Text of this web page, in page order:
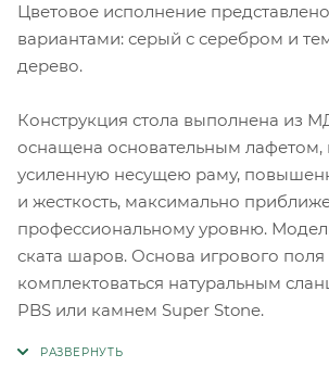
Цветовое исполнение
вариантами: серый с серебром и
дерево.
Конструкция стола выполнена из
оснащена основательным лафетом,
усиленную несущею раму,
и жесткость, максимально
профессиональному уровню.
ската шаров. Основа игрового
комплектоваться натуральным
PBS или камнем Super Stone.